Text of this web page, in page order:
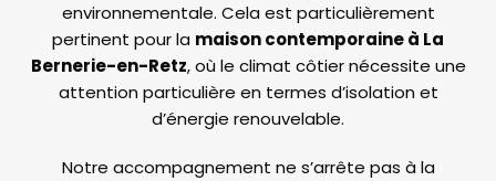
environnementale. Cela est particulièrement
pertinent pour la maison contemporaine à La
Bernerie-en-Retz, où le climat côtier nécessite une
attention particulière en termes d’isolation et
d’énergie renouvelable.
Notre accompagnement ne s’arrête pas à la